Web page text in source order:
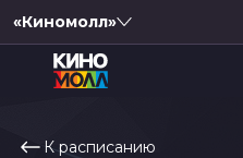
«Киномолл»
К расписанию